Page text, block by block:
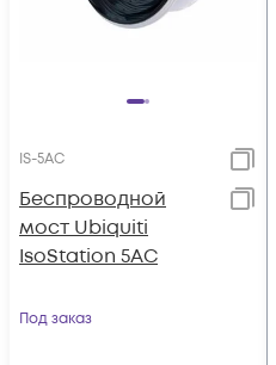
IS-5AC
Беспроводной
мост Ubiquiti
IsoStation 5AC
Под заказ